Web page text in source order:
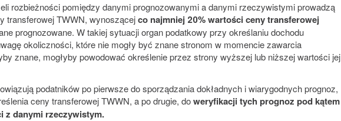
rozbieżności pomiędzy danymi prognozowanymi a danymi rzeczywistymi prowadzą
transferowej TWWN, wynoszącejco najmniej 20% wartości ceny transferowej
prognozowane. W takiej sytuacji organ podatkowy przy określaniu dochodu
okoliczności, które nie mogły być znane stronom w momencie zawarcia
znane, mogłyby powodować określenie przez strony wyższej lub niższej wartości jej
podatników po pierwsze do sporządzania dokładnych i wiarygodnych prognoz,
ceny transferowej TWWN, a po drugie, doweryfikacji tych prognoz pod kątem
z danymi rzeczywistym.